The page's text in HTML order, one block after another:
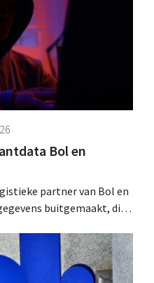
Bol en
partner van Bol en
buitgemaakt, die
alert te zijn voor